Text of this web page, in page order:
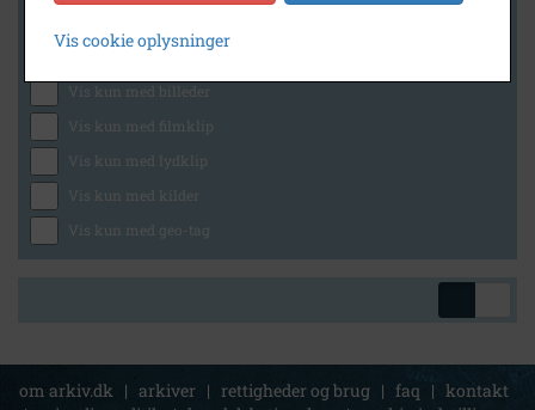
Generelt
Vis kun med billeder
Vis kun med filmklip
Vis kun med lydklip
Vis kun med kilder
Vis kun med geo-tag
om arkiv.dk | arkiver | rettigheder og brug | faq | kontakt
Vis cookie oplysninger